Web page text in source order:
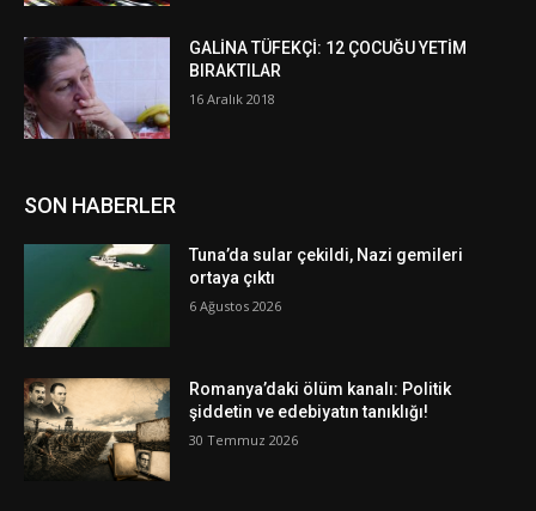
GALİNA TÜFEKÇİ: 12 ÇOCUĞU YETİM
BIRAKTILAR
16 Aralık 2018
SON HABERLER
Tuna’da sular çekildi, Nazi gemileri
ortaya çıktı
6 Ağustos 2026
Romanya’daki ölüm kanalı: Politik
şiddetin ve edebiyatın tanıklığı!
30 Temmuz 2026